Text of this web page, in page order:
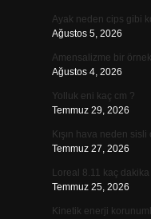
Ayak neden cips gibi
Ağustos 5, 2026
Amensalizme bir
Ağustos 4, 2026
Yolluk eni kaç cm ?
Temmuz 29, 2026
Kışın hava neden sisli
Temmuz 27, 2026
Loreal 8.11 kaç
Temmuz 25, 2026
Kinetik enerji